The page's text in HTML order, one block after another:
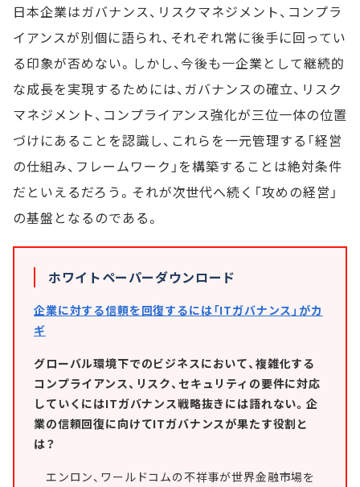
日本企業はガバナンス、リスクマネジメント、コンプラ
イアンスが別個に語られ、それぞれ常に後手に回ってい
る印象が否めない。しかし、今後も一企業として継続的
な成長を実現するためには、ガバナンスの確立、リスク
マネジメント、コンプライアンス強化が三位一体の位置
づけにあることを認識し、これらを一元管理する「経営
の仕組み、フレームワーク」を構築することは絶対条件
だといえるだろう。それが次世代へ続く「攻めの経営」
の基盤となるのである。
ホワイトペーパーダウンロード
企業に対する信頼を回復するには「ITガバナンス」がカ
ギ
グローバル環境下でのビジネスにおいて、複雑化する
コンプライアンス、リスク、セキュリティの要件に対応
していくにはITガバナンス戦略抜きには語れない。企
業の信頼回復に向けてITガバナンスが果たす役割と
は？
エンロン、ワールドコムの不祥事が世界金融市場を